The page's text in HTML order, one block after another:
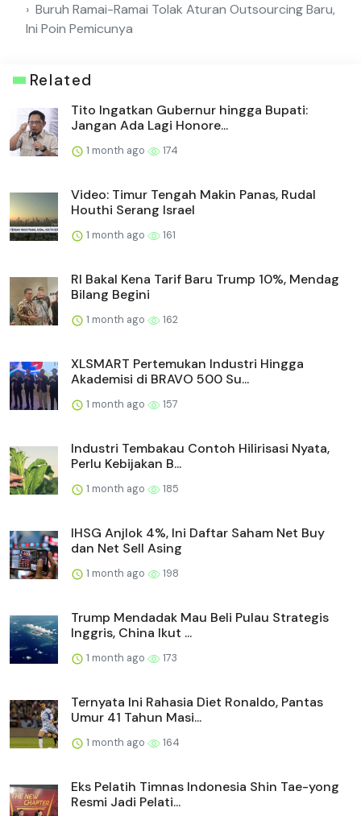
Buruh Ramai-Ramai Tolak Aturan Outsourcing Baru,
Ini Poin Pemicunya
Related
Tito Ingatkan Gubernur hingga Bupati:
Jangan Ada Lagi Honore...
1 month ago 174
Video: Timur Tengah Makin Panas, Rudal
Houthi Serang Israel
1 month ago 161
RI Bakal Kena Tarif Baru Trump 10%, Mendag
Bilang Begini
1 month ago 162
XLSMART Pertemukan Industri Hingga
Akademisi di BRAVO 500 Su...
1 month ago 157
Industri Tembakau Contoh Hilirisasi Nyata,
Perlu Kebijakan B...
1 month ago 185
IHSG Anjlok 4%, Ini Daftar Saham Net Buy
dan Net Sell Asing
1 month ago 198
Trump Mendadak Mau Beli Pulau Strategis
Inggris, China Ikut ...
1 month ago 173
Ternyata Ini Rahasia Diet Ronaldo, Pantas
Umur 41 Tahun Masi...
1 month ago 164
Eks Pelatih Timnas Indonesia Shin Tae-yong
Resmi Jadi Pelati...